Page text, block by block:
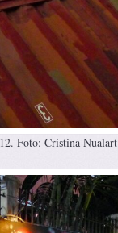
Foto: Cristina Nualart